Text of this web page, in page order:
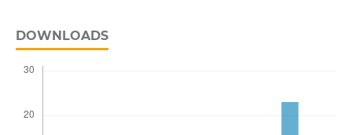
DOWNLOADS